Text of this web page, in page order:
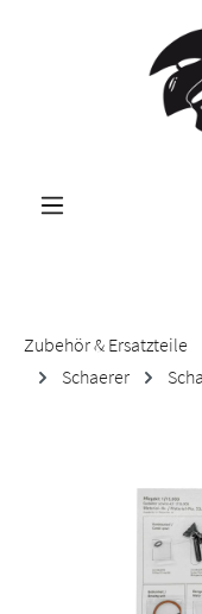
Zum Hauptinhalt
Zubehör & Ersatzteile
Schaerer